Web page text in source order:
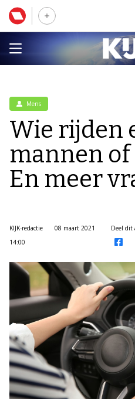
Mens
Wie rijden
mannen of
En meer
KIJK-redactie
08 maart 2021
14:00
Deel dit